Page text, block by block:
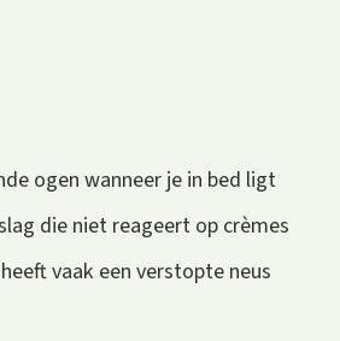
ogen wanneer je in bed ligt
die niet reageert op crèmes
vaak een verstopte neus